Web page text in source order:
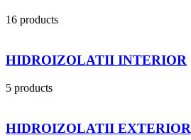
16 products
HIDROIZOLATII INTERIOR
5 products
HIDROIZOLATII EXTERIOR